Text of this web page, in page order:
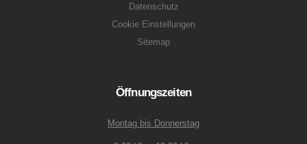
Datenschutz
Cookie Einstellungen
Sitemap
Öffnungszeiten
Montag bis Donnerstag